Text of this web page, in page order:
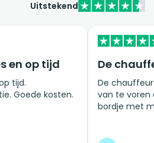
Uitstekend
en op tijd
tijd.
Goede kosten.
De
De
van te voren
bordje met mijn